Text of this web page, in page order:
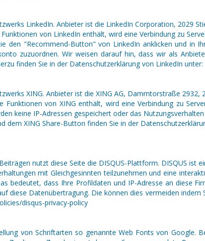
LinkedIn. Anbieter ist die LinkedIn Corporation, 2029
von LinkedIn enthält, wird eine Verbindung zu
den "Recommend-Button" von LinkedIn anklicken und
zuzuordnen. Wir weisen darauf hin, dass wir als
finden Sie in der Datenschutzerklärung von LinkedIn
XING. Anbieter ist die XING AG, Dammtorstraße 2932,
Funktionen von XING enthält, wird eine Verbindung zu
keine IP-Adressen gespeichert oder das
dem XING Share-Button finden Sie in der
nutzt diese Seite die DISQUS-Plattform. DISQUS
mit Gleichgesinnten teilzunehmen und eine
bedeutet, dass Ihre Profildaten und IP-Adresse an diese
diese Datenübertragung. Die können dies vermeiden
disqus-privacy-policy
von Schriftarten so genannte Web Fonts von